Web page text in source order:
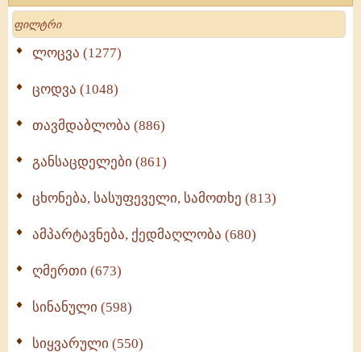
Search
ლოცვა (1277)
ცოდვა (1048)
თავმდაბლობა (886)
განსაცდელები (861)
ცხონება, სასუფეველი, სამოთხე (813)
ამპარტავნება, ქედმაღლობა (680)
ღმერთი (673)
სინანული (598)
სიყვარული (550)